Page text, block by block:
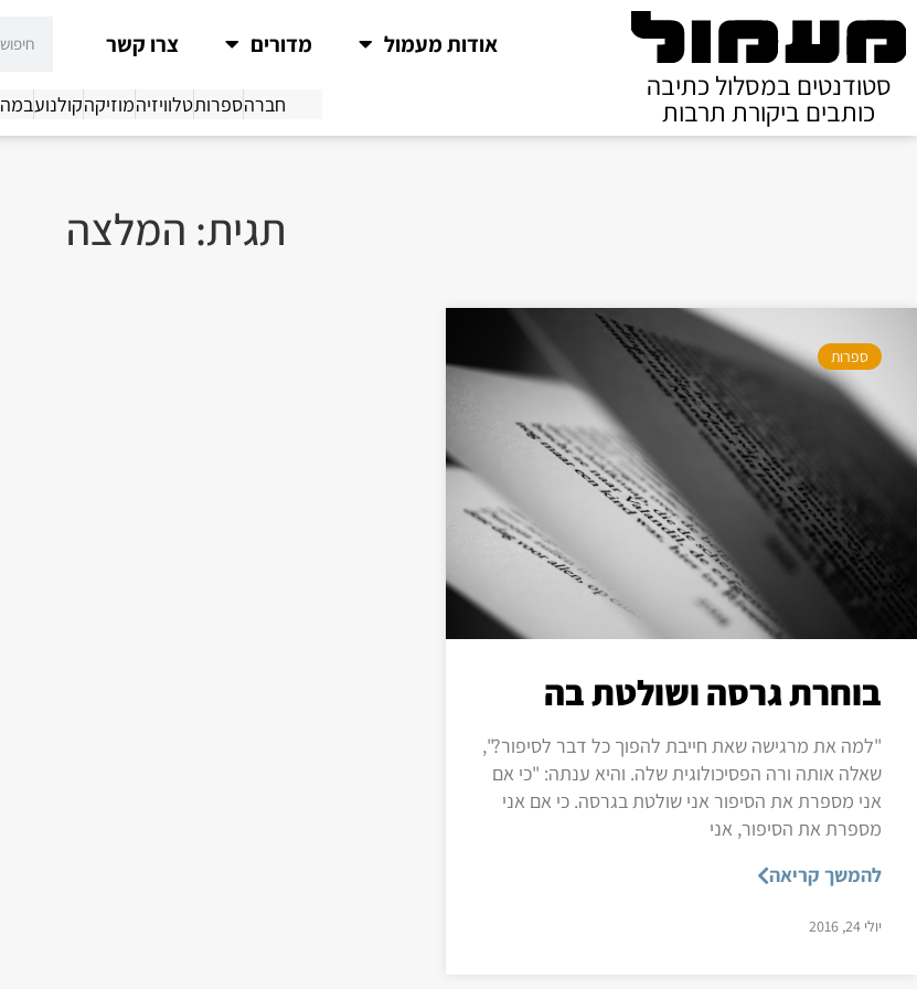
סטודנטים במסלול כתיבה
כותבים ביקורת תרבות
אודות מעמול מדורים צרו קשר
חברהספרותטלוויזיהמוזיקהקולנועבמה
תגית: המלצה
ספרות
בוחרת גרסה ושולטת בה
"למה את מרגישה שאת חייבת להפוך כל דבר לסיפור?",
שאלה אותה ורה הפסיכולוגית שלה. והיא ענתה: "כי אם
אני מספרת את הסיפור אני שולטת בגרסה. כי אם אני
מספרת את הסיפור, אני
להמשך קריאה
יולי 24, 2016